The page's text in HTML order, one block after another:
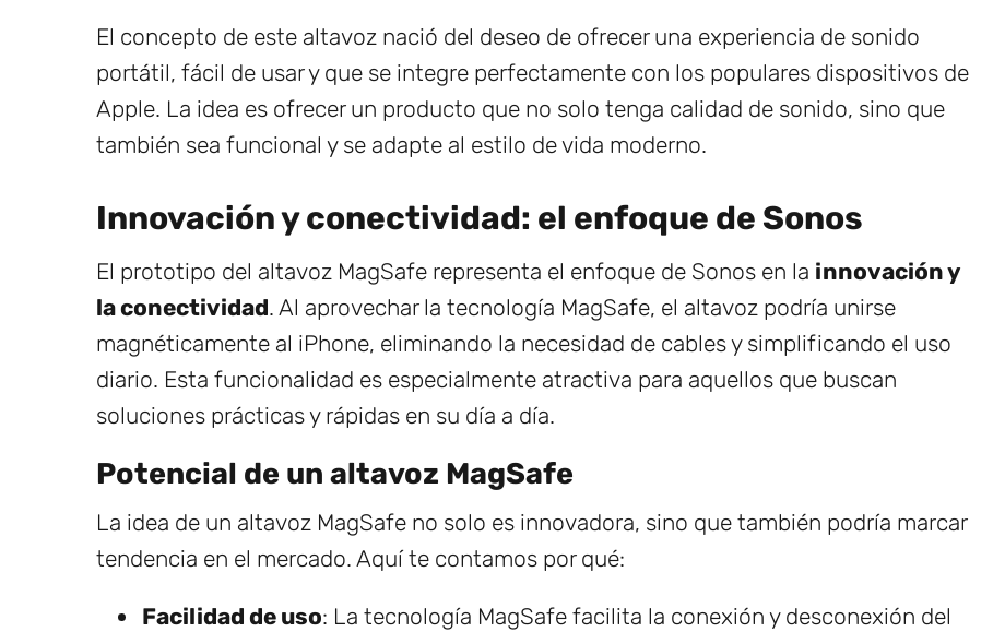
El concepto de este altavoz nació del deseo de ofrecer una experiencia de sonido
portátil, fácil de usar y que se integre perfectamente con los populares dispositivos de
Apple. La idea es ofrecer un producto que no solo tenga calidad de sonido, sino que
también sea funcional y se adapte al estilo de vida moderno.
Innovación y conectividad: el enfoque de Sonos
El prototipo del altavoz MagSafe representa el enfoque de Sonos en la innovación y
la conectividad. Al aprovechar la tecnología MagSafe, el altavoz podría unirse
magnéticamente al iPhone, eliminando la necesidad de cables y simplificando el uso
diario. Esta funcionalidad es especialmente atractiva para aquellos que buscan
soluciones prácticas y rápidas en su día a día.
Potencial de un altavoz MagSafe
La idea de un altavoz MagSafe no solo es innovadora, sino que también podría marcar
tendencia en el mercado. Aquí te contamos por qué:
Facilidad de uso: La tecnología MagSafe facilita la conexión y desconexión del